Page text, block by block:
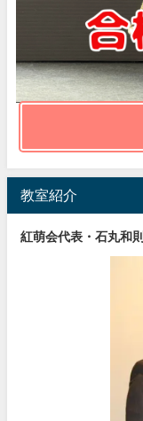
教室紹介
紅萌会代表・石丸和則